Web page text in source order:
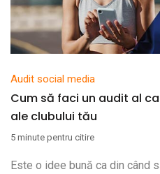
Audit social media
Cum să faci un audit al
ale clubului tău
5 minute pentru citire
Este o idee bună ca din când